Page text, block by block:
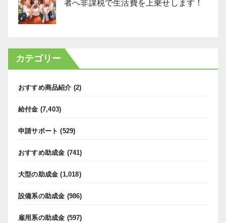
者へ非課税で生活費を上乗せします！
カテゴリー
おすすめ商品紹介 (2)
給付金 (7,403)
申請サポート (529)
おすすめ助成金 (741)
大型の助成金 (1,018)
設備系の助成金 (986)
雇用系の助成金 (597)